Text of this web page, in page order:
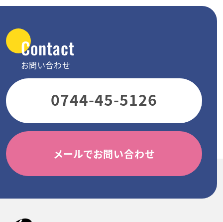
Contact
お問い合わせ
0744-45-5126
メールでお問い合わせ